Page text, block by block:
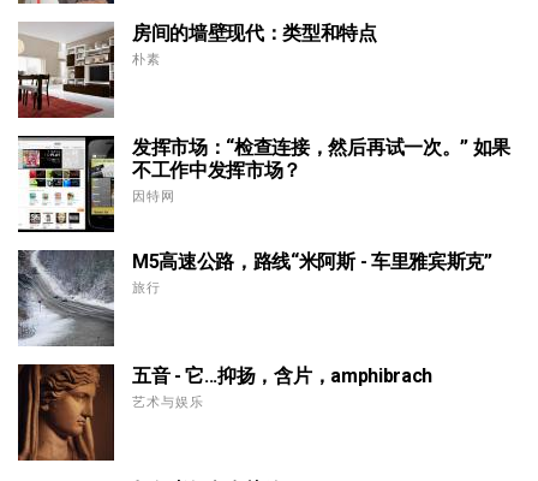
房间的墙壁现代：类型和特点
朴素
发挥市场：“检查连接，然后再试一次。” 如果
不工作中发挥市场？
因特网
M5高速公路，路线“米阿斯 - 车里雅宾斯克”
旅行
五音 - 它...抑扬，含片，amphibrach
艺术与娱乐